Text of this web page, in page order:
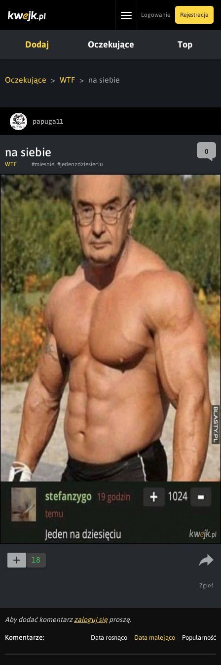
ToggleLogowanie Rejestracja
Dodaj Oczekujące Top
Oczekujące WTF na siebie
papuga11
na siebie 0
WTF #miesnie #jedenzdziesieciu
18
Zgłoś
Aby dodać komentarzzaloguj się proszę.
Komentarze: Data rosnąco Data malejąco Popularność